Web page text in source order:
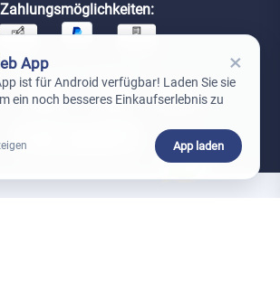
Zahlungsmöglichkeiten:
Unsere Versandpartner:
App ×
ist für Android verfügbar! Laden Sie sie
ein noch besseres Einkaufserlebnis zu
App laden